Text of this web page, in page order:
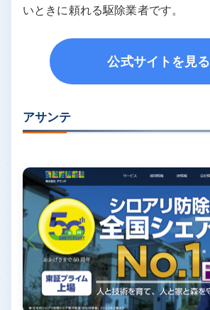
いときに頼れる駆除業者です。
公式サイトを見る
アサンテ